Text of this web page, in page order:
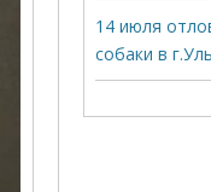
14 июля
собаки в